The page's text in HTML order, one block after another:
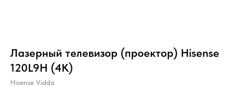
Лазерный телевизор (проектор) Hisense
120L9H (4K)
Hisense Vidda